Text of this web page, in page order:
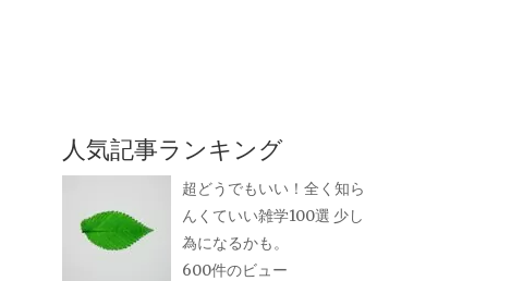
人気記事ランキング
超どうでもいい！全く知ら
んくていい雑学100選 少し
為になるかも。
600件のビュー